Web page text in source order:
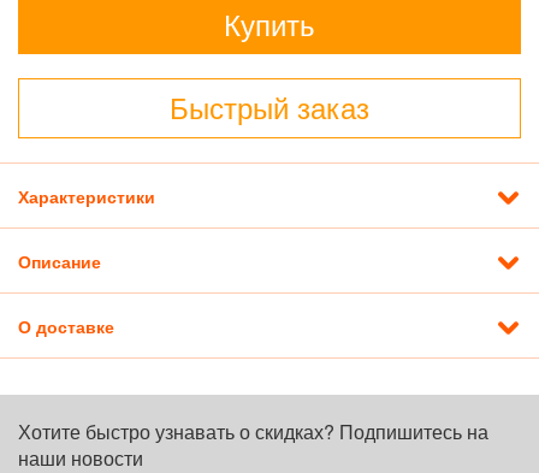
Купить
Быстрый заказ
Характеристики
Описание
О доставке
Хотите быстро узнавать о скидках? Подпишитесь на
наши новости